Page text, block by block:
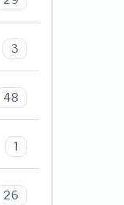
3
48
1
26